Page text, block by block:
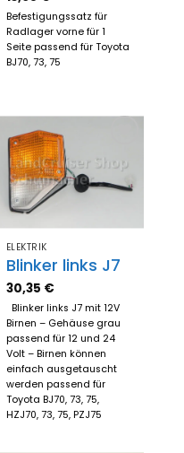
Befestigungssatz für
Radlager vorne für 1
Seite passend für Toyota
BJ70, 73, 75
Zum
Merkzettel
hinzufügen
ELEKTRIK
Blinker links J7
30,35 €
Blinker links J7 mit 12V
Birnen – Gehäuse grau
passend für 12 und 24
Volt – Birnen können
einfach ausgetauscht
werden passend für
Toyota BJ70, 73, 75,
HZJ70, 73, 75, PZJ75